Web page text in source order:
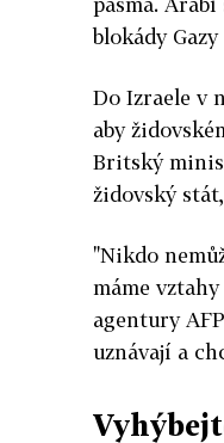
blokády
Do Izraele v
aby
Britský
židovský
"Nikdo
máme
agentury
uznávají a